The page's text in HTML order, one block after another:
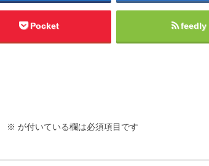
Pocket feedly
※ が付いている欄は必須項目です